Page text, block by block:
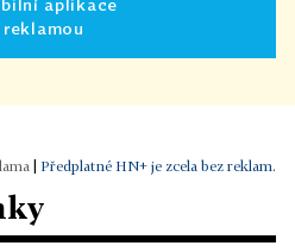
aplikace
reklamou
Předplatné HN+ je zcela bez reklam.